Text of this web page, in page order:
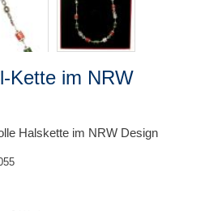
Kette im NRW
Halskette im NRW Design